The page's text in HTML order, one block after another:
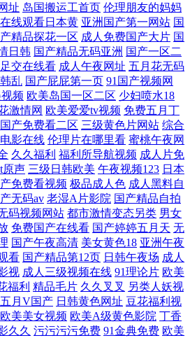
线 香蕉视频a99 91视频网址入口 国产精品久
线看 Av伦理电影app 欧美性爱视讯一区 91国
偷偷综合 91超碰在线观看 福利姬91网站 日
R18入口 国产亚洲欧美一区二区
址 岛国搬运工首页 伦理朋友的妈妈
在线观看日本黄 亚洲国产第一网站 国
精品探花一区 成人免费国产大片 国
日韩 国产精品无码亚洲 国产一区二
交在线看 成人午夜网址 五月花无码
乱 国产屁屁第一页 91国产视频网
频 欧美岛国一区二区 少妇喷水18
激情网 欧美爱爱tv视频 免费五月丁
国产免费看二区 三级黄色片网站 综合
影在线 伦理片在哪里看 蜜桃午夜网
久久福利 福利所导航视频 成人片免
原声 三级日韩欧美 午夜视频123 日本
免费看视频 极品成人色 成人黑料自
无码av 老湿A片影院 国产精品自拍
码视频网站 都市激情变态另类 男女
免费国产在线看 国产婷婷五月天 无
国产午夜高清 美女黄色18 亚洲午夜
看 国产精品第12页 日韩午夜场 成人
视 成人三级视频在线 91理论片 欧美
福利 精品毛片 久久叉叉 另类人妖视
月V国产 日韩黄色网址 豆花福利视
美美女视频 欧美A级黄色影院 丁香
久久 污污污污免费 91金典免费 欧美